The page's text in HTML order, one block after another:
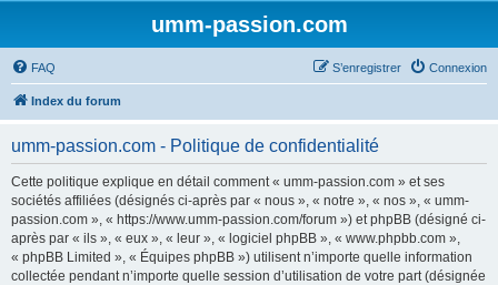
umm-passion.com
FAQ Connexion
S’enregistrer
Index du forum
umm-passion.com - Politique de confidentialité
Cette politique explique en détail comment « umm-passion.com » et ses
sociétés affiliées (désignés ci-après par « nous », « notre », « nos », « umm-
passion.com », « https://www.umm-passion.com/forum ») et phpBB (désigné ci-
après par « ils », « eux », « leur », « logiciel phpBB », « www.phpbb.com »,
« phpBB Limited », « Équipes phpBB ») utilisent n’importe quelle information
collectée pendant n’importe quelle session d’utilisation de votre part (désignée